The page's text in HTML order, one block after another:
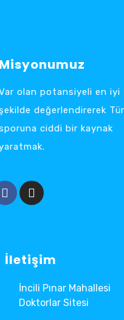
Misyonumuz
olan potansiyeli en iyi
değerlendirerek
ciddi bir kaynak
İletişim
İncili Pınar Mahallesi
Doktorlar Sitesi